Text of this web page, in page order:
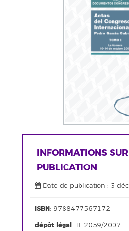
INFORMATIONS
PUBLICATION
Date de publication : 3
ISBN: 9788477567172
dépôt légal: TF 2059/2007